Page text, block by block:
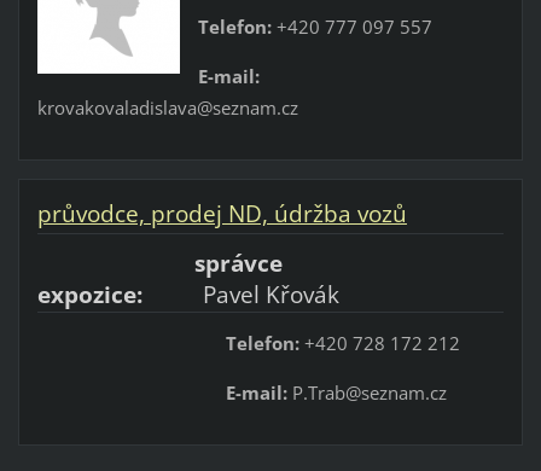
Telefon:+420 777 097 557
E-mail:
krovakovaladislava@seznam.cz
průvodce, prodej ND, údržba vozů
správce
expozice:
Pavel Křovák
Telefon:+420 728 172 212
E-mail:P.Trab@seznam.cz